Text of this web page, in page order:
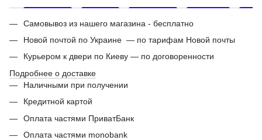
Самовывоз из нашего магазина - бесплатно
Новой почтой по Украине — по тарифам Новой почты
Курьером к двери по Киеву — по договоренности
Подробнее о доставке
Наличными при получении
Кредитной картой
Оплата частями ПриватБанк
Оплата частями monobank